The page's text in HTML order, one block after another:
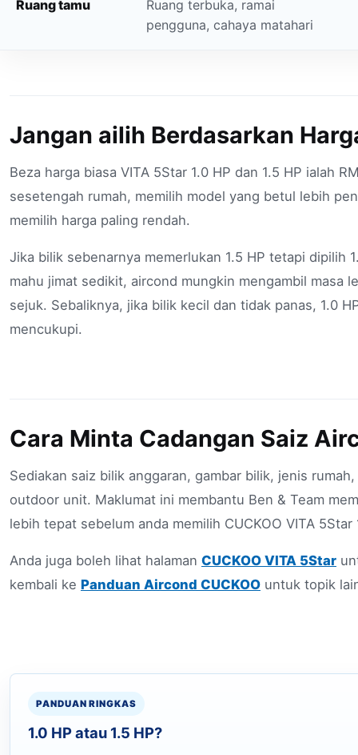
Ruang tamu
Ruang terbuka, ramai
pengguna, cahaya matahari
Jangan ailih Berdasarkan
Beza harga biasa VITA 5Star 1.0 HP dan 1.5 HP ialah
sesetengah rumah, memilih model yang betul lebih
memilih harga paling rendah.
Jika bilik sebenarnya memerlukan 1.5 HP tetapi dipilih
mahu jimat sedikit, aircond mungkin mengambil masa
sejuk. Sebaliknya, jika bilik kecil dan tidak panas, 1.0
mencukupi.
Cara Minta Cadangan Saiz
Sediakan saiz bilik anggaran, gambar bilik, jenis
outdoor unit. Maklumat ini membantu Ben & Team
lebih tepat sebelum anda memilih CUCKOO VITA 5Star
Anda juga boleh lihat halaman CUCKOO VITA 5Star
kembali ke Panduan Aircond CUCKOO untuk topik
PANDUAN RINGKAS
1.0 HP atau 1.5 HP?